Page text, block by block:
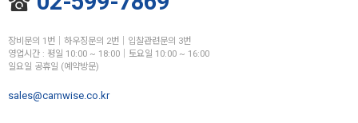
장비문의 1번│하우징문의 2번│입찰관련문의 3번
영업시간 : 평일 10:00 ~ 18:00│토요일 10:00 ~ 16:00
일요일 공휴일 (예약방문)
sales@camwise.co.kr